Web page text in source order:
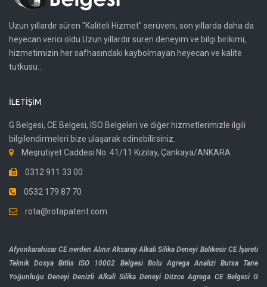
Uzun yıllardır süren "Kaliteli Hizmet" serüveni, son yıllarda daha da
heyecan verici oldu.Uzun yıllardır süren deneyim ve bilgi birikimi,
hizmetimizin her safhasındaki kaybolmayan heyecan ve kalite
tutkusu...
İLETIŞIM
G Belgesi, CE Belgesi, ISO Belgeleri ve diğer hizmetlerimizle ilgili
bilgilendirmeleri bize ulaşarak edinebilirsiniz.
Meşrutiyet Caddesi No: 41/11 Kızılay, Çankaya/ANKARA
0312 911 33 00
0532 179 87 70
rota@rotapatent.com
Afyonkarahisar CE nerden Alınır Aksaray Alkali Silika Deneyi Balıkesir CE İşareti
Teknik Dosya Bitlis ISO 10002 Belgesi Bolu Agrega Analizi Bursa Tane
Yoğunluğu Deneyi Denizli Alkali Silika Deneyi Düzce Agrega CE Belgesi G